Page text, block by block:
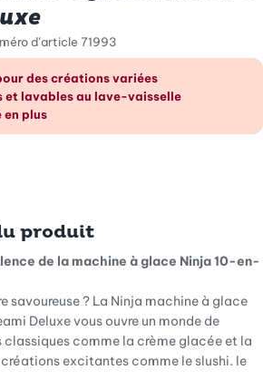
d’article 71993
en un coup d’œil
des créations variées
et lavables au lave-vaisselle
en plus
produit
de la machine à glace Ninja 10-en-
savoureuse ? La Ninja machine à glace
Deluxe vous ouvre un monde de
classiques comme la crème glacée et la
excitantes comme le slushi, le